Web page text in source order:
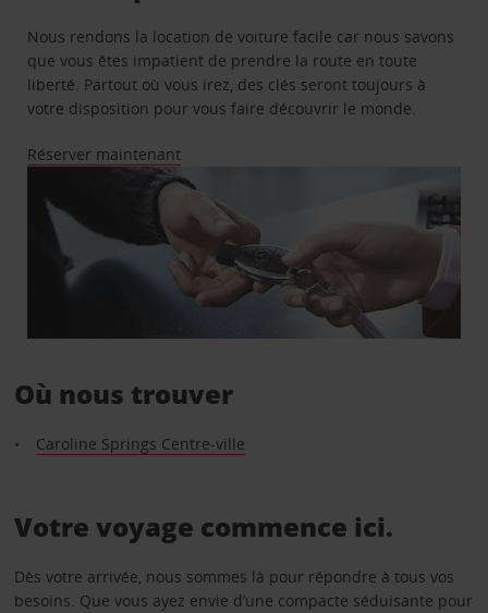
Nous rendons la location de voiture facile car nous savons
que vous êtes impatient de prendre la route en toute
liberté. Partout où vous irez, des clés seront toujours à
votre disposition pour vous faire découvrir le monde.
Réserver maintenant
Où nous trouver
Caroline Springs Centre-ville
Votre voyage commence ici.
Dès votre arrivée, nous sommes là pour répondre à tous vos
besoins. Que vous ayez envie d’une compacte séduisante pour